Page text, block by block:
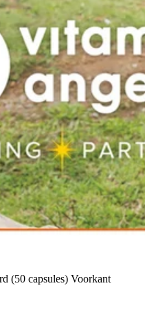
(50 capsules) Voorkant